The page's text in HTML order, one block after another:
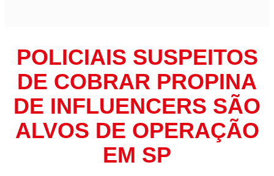
POLICIAIS SUSPEITOS
DE COBRAR PROPINA
DE INFLUENCERS SÃO
ALVOS DE OPERAÇÃO
EM SP